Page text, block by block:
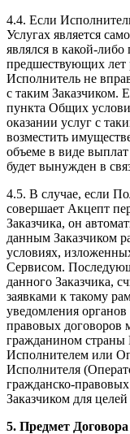
4.4. Если
Услугах является
являлся в какой-
предшествующих лет
Исполнитель не
с таким Заказчиком.
пункта Общих
оказании услуг с
возместить
объеме в виде
будет вынужден в
4.5. В случае, если
совершает Акцепт
Заказчика, он
данным Заказчиком
условиях,
Сервисом.
данного Заказчика,
заявками к такому
уведомления
правовых договоров
гражданином страны
Исполнителем или
Исполнителя
гражданско-
Заказчиком для
5. Предмет Договора